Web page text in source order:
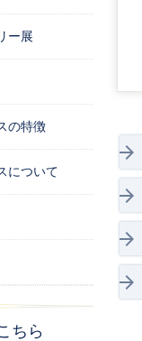
ー展
の特徴
について
ちら